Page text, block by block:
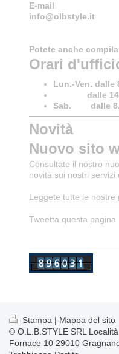
E-mail
info@olbstyle.it
Potete anche
Orari
Lun.-Ven. dalle
dalle
Sab. dalle
Novità
Nuovo sito
Consultate il nostro
novità sui nostri servizi
Leggete tutte le nostre
Tweetta questa pagina
Stampa | Mappa del sito
© O.L.B.STYLE SRL Località
Fornace 10 29010